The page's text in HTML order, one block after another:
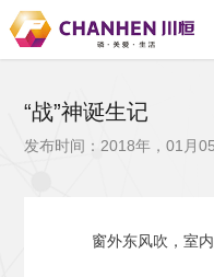
“战”神诞生记
发布时间：2018年，01月
窗外东风吹，室